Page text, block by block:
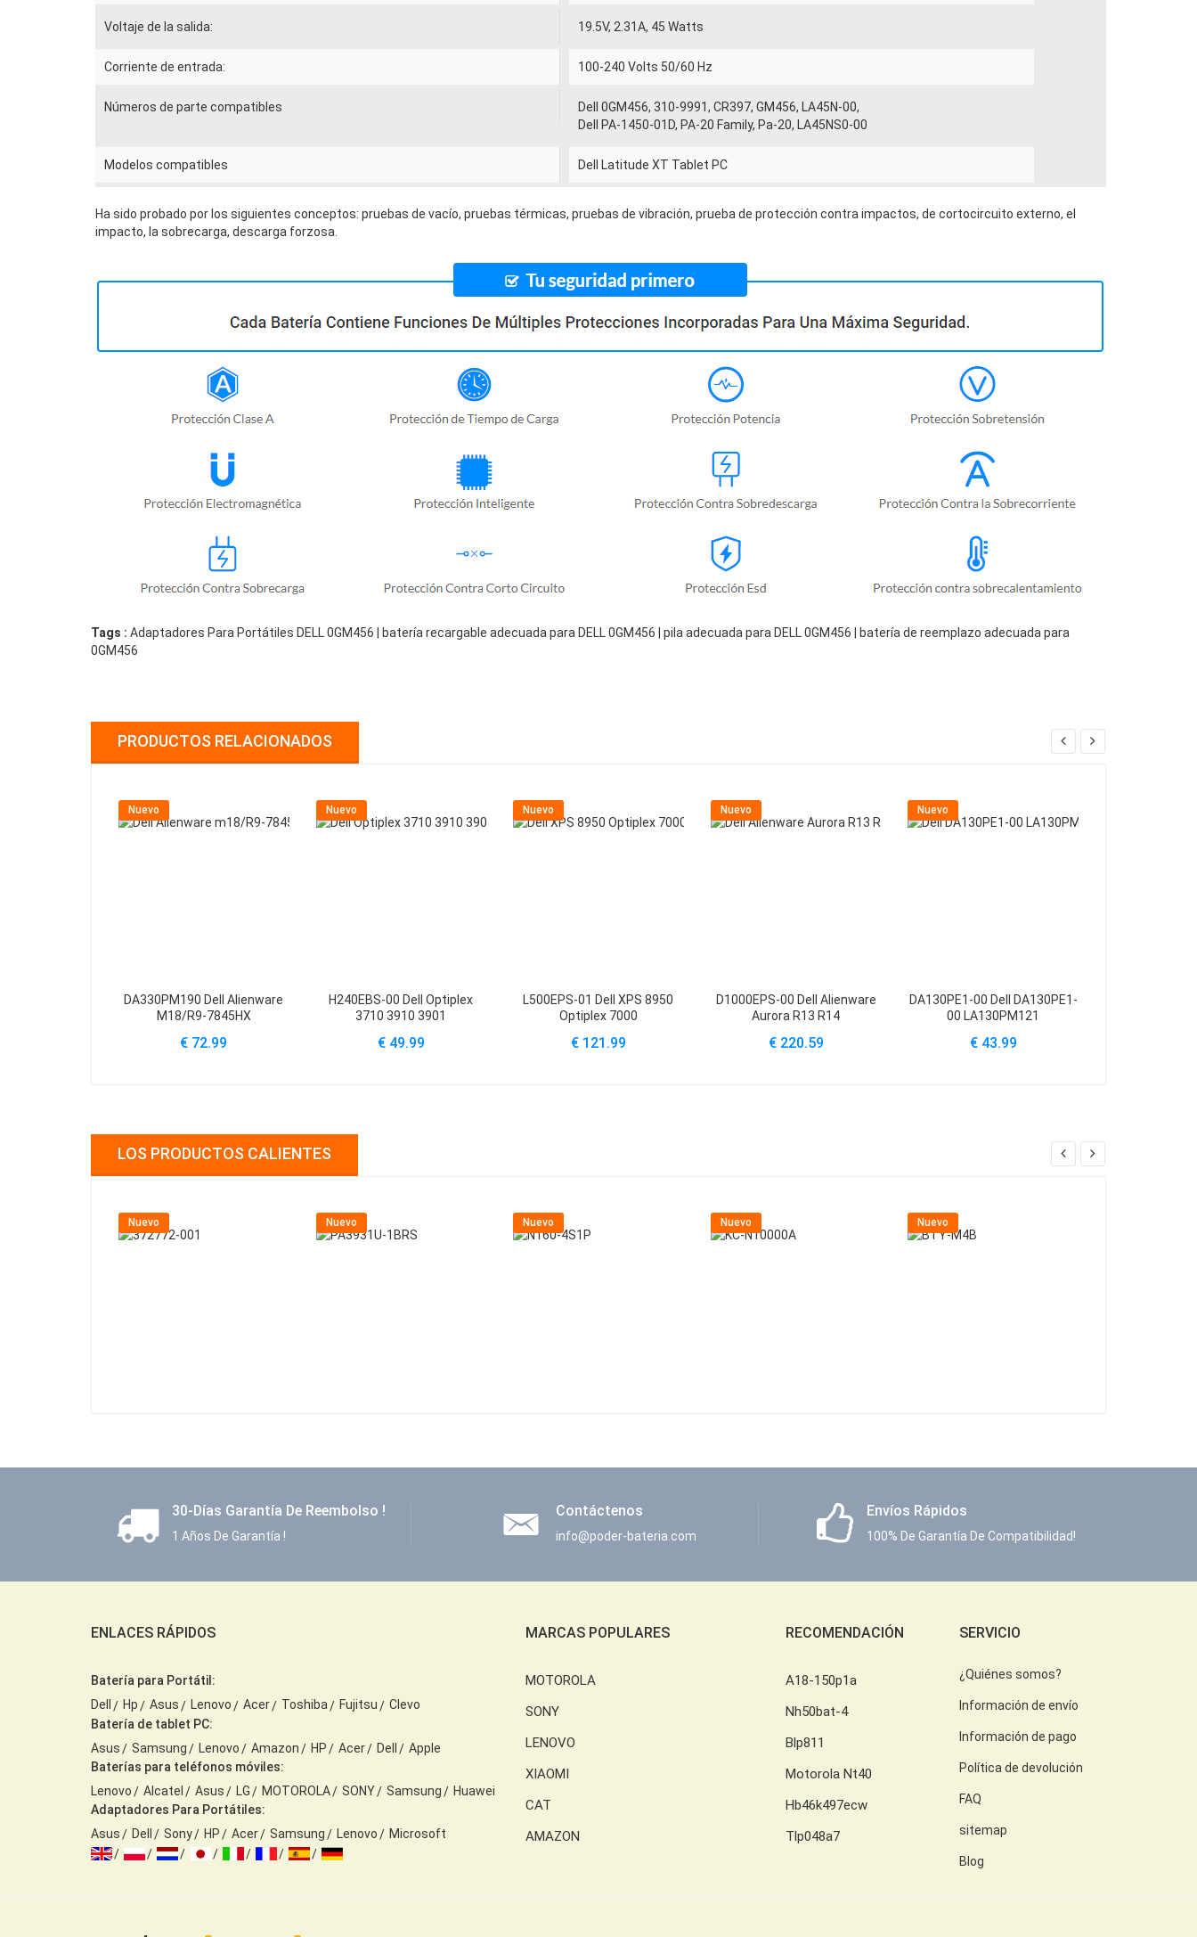
Voltaje de la salida: 19.5V, 2.31A, 45 Watts
Corriente de entrada: 100-240 Volts 50/60 Hz
Números de parte compatibles
Dell 0GM456, 310-9991, CR397, GM456, LA45N-00,
Dell PA-1450-01D, PA-20 Family, Pa-20, LA45NS0-00
Modelos compatibles Dell Latitude XT Tablet PC
Ha sido probado por los siguientes conceptos: pruebas de vacío, pruebas térmicas, pruebas de vibración, prueba de protección contra impactos, de cortocircuito externo, el
impacto, la sobrecarga, descarga forzosa.
Tags : Adaptadores Para Portátiles DELL 0GM456 | batería recargable adecuada para DELL 0GM456 | pila adecuada para DELL 0GM456 | batería de reemplazo adecuada para
0GM456
PRODUCTOS RELACIONADOS
Nuevo
DA330PM190 Dell Alienware
M18/R9-7845HX
€ 72.99
Nuevo
H240EBS-00 Dell Optiplex
3710 3910 3901
€ 49.99
Nuevo
L500EPS-01 Dell XPS 8950
Optiplex 7000
€ 121.99
Nuevo
D1000EPS-00 Dell Alienware
Aurora R13 R14
€ 220.59
Nuevo
DA130PE1-00 Dell DA130PE1-
00 LA130PM121
€ 43.99
LOS PRODUCTOS CALIENTES
Nuevo Nuevo Nuevo Nuevo Nuevo
30-Días Garantía De Reembolso !
1 Años De Garantía !
Contáctenos
info@poder-bateria.com
Envíos Rápidos
100% De Garantía De Compatibilidad!
ENLACES RÁPIDOS
Batería para Portátil:
Dell
Hp Asus Lenovo Acer Toshiba Fujitsu
Clevo
Batería de tablet PC:
Asus
Samsung Lenovo Amazon HP Acer Dell
Apple
Baterías para teléfonos móviles:
Lenovo
Alcatel Asus LG MOTOROLA SONY Samsung
Huawei
Adaptadores Para Portátiles:
Asus
Dell Sony HP Acer Samsung Lenovo Microsoft
MARCAS POPULARES
MOTOROLA
SONY
LENOVO
XIAOMI
CAT
AMAZON
RECOMENDACIÓN
A18-150p1a
Nh50bat-4
Blp811
Motorola Nt40
Hb46k497ecw
Tlp048a7
SERVICIO
¿Quiénes somos?
Información de envío
Información de pago
Política de devolución
FAQ
sitemap
Blog